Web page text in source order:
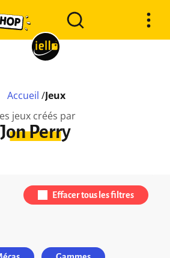
Accueil /Jeux
jeux créés par
Jon Perry
Effacer tous les filtres